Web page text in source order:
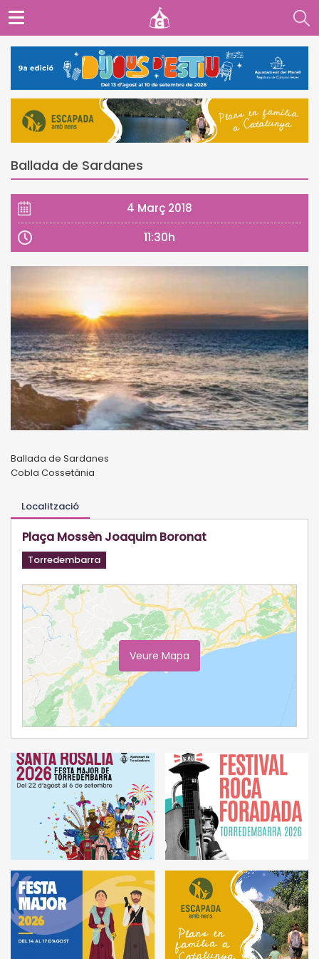
Ballada de Sardanes
4 Març 2018
11:30h
Ballada de Sardanes
Cobla Cossetània
Localització
Plaça Mossèn Joaquim Boronat
Torredembarra
Veure Mapa